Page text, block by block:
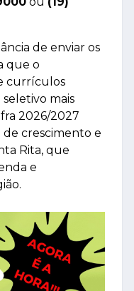
de enviar os
que o
currículos
mais
2026/2027
crescimento e
Rita, que
e